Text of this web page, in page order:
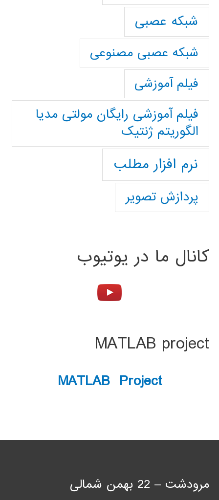
شبکه عصبی
شبکه عصبی مصنوعی
فیلم آموزشی
فیلم آموزشی رایگان مولتی مدیا
الگوریتم ژنتیک
نرم افزار مطلب
پردازش تصویر
کانال ما در یوتیوب
MATLAB project
MATLAB Project
مرودشت – 22 بهمن شمالی